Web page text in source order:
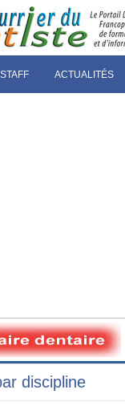
STAFF ACTUALITÉS
discipline